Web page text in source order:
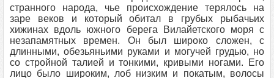
странного народа, чье происхождение терялось на
заре веков и который обитал в грубых рыбачьих
хижинах вдоль южного берега Вилайетского моря с
незапамятных времен. Он был широко сложен, с
длинными, обезьяньими руками и могучей грудью, но
со стройной талией и тонкими, кривыми ногами. Его
лицо было широким, лоб низким и покатым, волосы